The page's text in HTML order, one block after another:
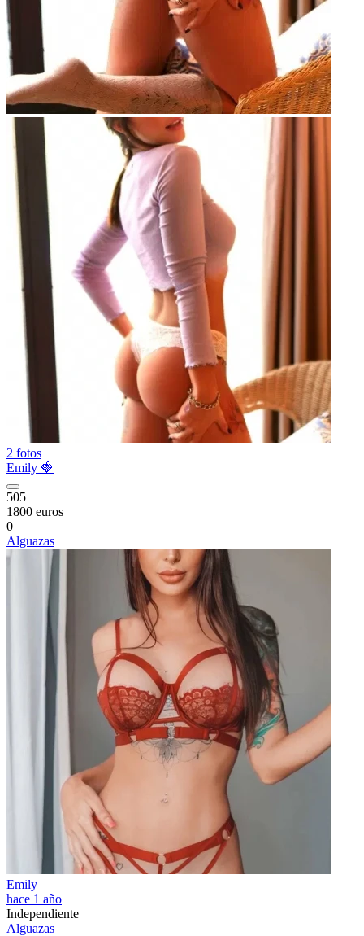
2 fotos
Emily 🍓
505
1800 euros
0
Alguazas
Emily
hace 1 año
Independiente
Alguazas